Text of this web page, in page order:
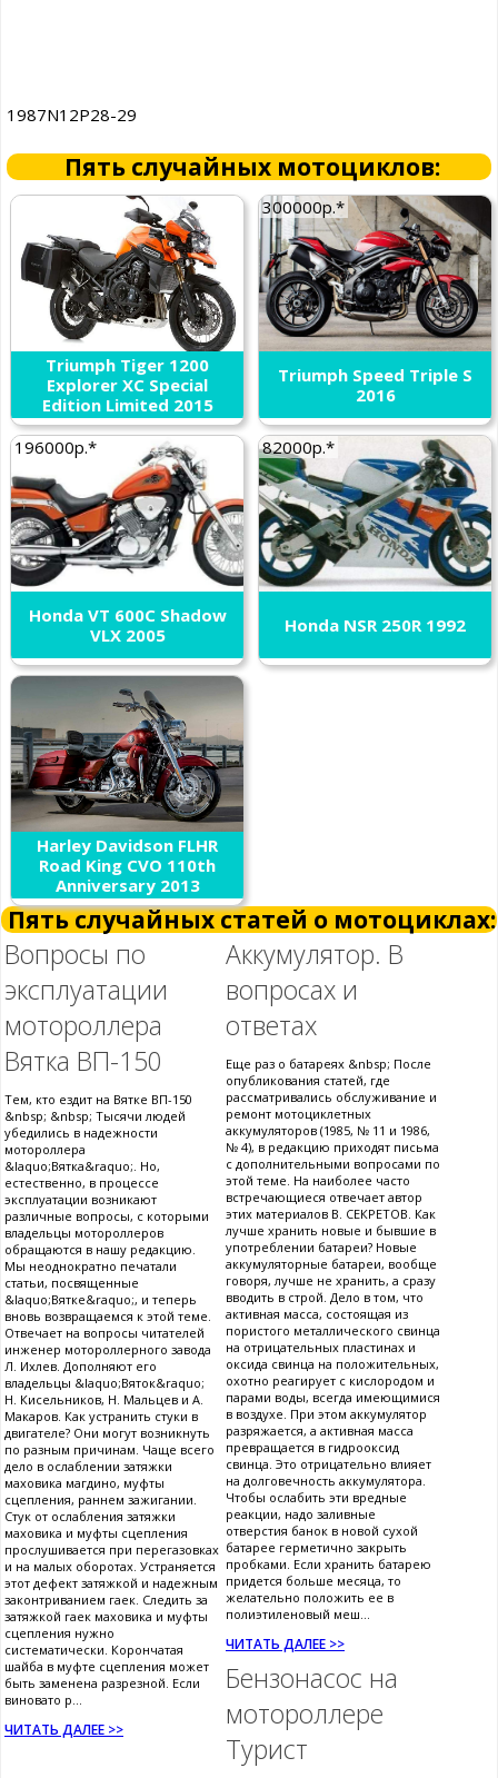
1987N12P28-29
Пять случайных мотоциклов:
Triumph Tiger 1200
Explorer XC Special
Edition Limited 2015
300000р.*
Triumph Speed Triple S
2016
196000р.*
Honda VT 600C Shadow
VLX 2005
82000р.*
Honda NSR 250R 1992
Harley Davidson FLHR
Road King CVO 110th
Anniversary 2013
Пять случайных статей о мотоциклах:
Вопросы по
эксплуатации
мотороллера
Вятка ВП-150
Тем, кто ездит на Вятке ВП-150
&nbsp; &nbsp; Тысячи людей
убедились в надежности
мотороллера
&laquo;Вятка&raquo;. Но,
естественно, в процессе
эксплуатации возникают
различные вопросы, с которыми
владельцы мотороллеров
обращаются в нашу редакцию.
Мы неоднократно печатали
статьи, посвященные
&laquo;Вятке&raquo;, и теперь
вновь возвращаемся к этой теме.
Отвечает на вопросы читателей
инженер мотороллерного завода
Л. Ихлев. Дополняют его
владельцы &laquo;Вяток&raquo;
Н. Кисельников, Н. Мальцев и А.
Макаров. Как устранить стуки в
двигателе? Они могут возникнуть
по разным причинам. Чаще всего
дело в ослаблении затяжки
маховика магдино, муфты
сцепления, раннем зажигании.
Стук от ослабления затяжки
маховика и муфты сцепления
прослушивается при перегазовках
и на малых оборотах. Устраняется
этот дефект затяжкой и надежным
законтриванием гаек. Следить за
затяжкой гаек маховика и муфты
сцепления нужно
систематически. Корончатая
шайба в муфте сцепления может
быть заменена разрезной. Если
виновато р...
ЧИТАТЬ ДАЛЕЕ >>
Аккумулятор. В
вопросах и
ответах
Еще раз о батареях &nbsp; После
опубликования статей, где
рассматривались обслуживание и
ремонт мотоциклетных
аккумуляторов (1985, № 11 и 1986,
№ 4), в редакцию приходят письма
с дополнительными вопросами по
этой теме. На наиболее часто
встречающиеся отвечает автор
этих материалов В. СЕКРЕТОВ. Как
лучше хранить новые и бывшие в
употреблении батареи? Новые
аккумуляторные батареи, вообще
говоря, лучше не хранить, а сразу
вводить в строй. Дело в том, что
активная масса, состоящая из
пористого металлического свинца
на отрицательных пластинах и
оксида свинца на положительных,
охотно реагирует с кислородом и
парами воды, всегда имеющимися
в воздухе. При этом аккумулятор
разряжается, а активная масса
превращается в гидрооксид
свинца. Это отрицательно влияет
на долговечность аккумулятора.
Чтобы ослабить эти вредные
реакции, надо заливные
отверстия банок в новой сухой
батарее герметично закрыть
пробками. Если хранить батарею
придется больше месяца, то
желательно положить ее в
полиэтиленовый меш...
ЧИТАТЬ ДАЛЕЕ >>
Бензонасос на
мотороллере
Турист